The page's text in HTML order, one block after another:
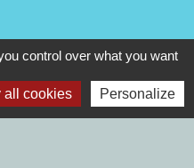
de confidentialité -
control over what you want
all cookies Personalize